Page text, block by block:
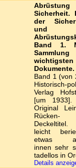
Sicherheit.
der
und
Band 1.
wichtigsten
Dokumente.
Band 1 (von
Historisch-
Verlag
[um
Original
leicht
etwas
innen sehr
tadellos in
Details